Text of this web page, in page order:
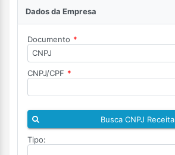
Dados da Empresa
Documento *
CNPJ
CNPJ/CPF *
Busca CNPJ Receita
Tipo: